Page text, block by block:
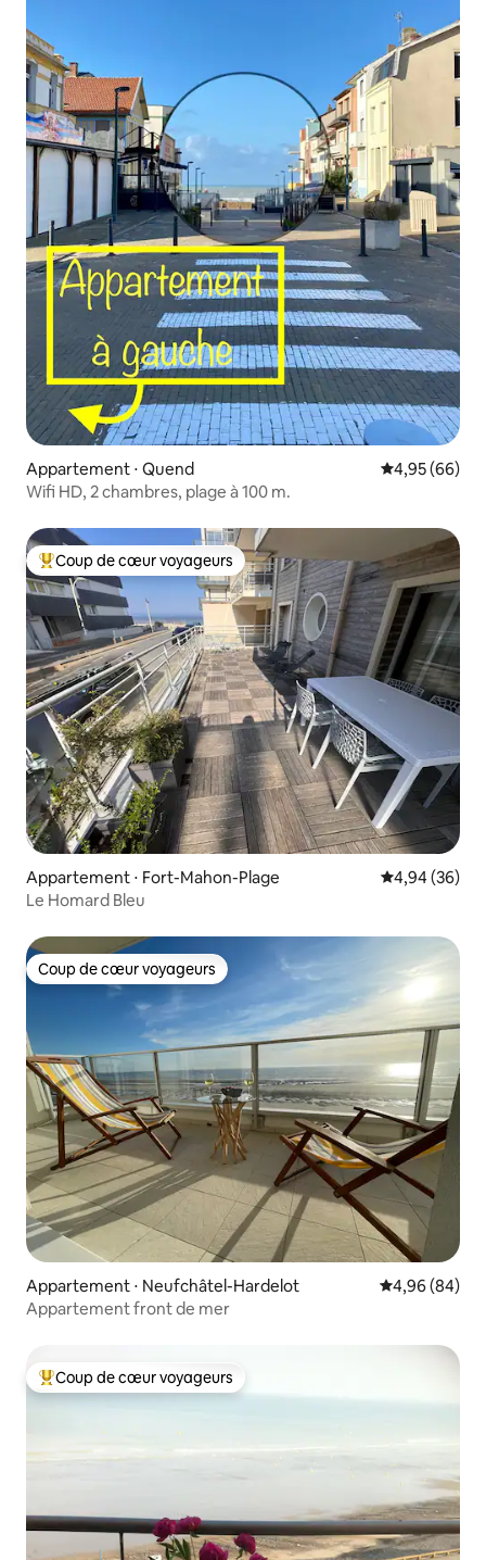
Appartement ⋅ Quend Évaluation
4,95 (66)
Wifi HD, 2 chambres, plage à 100 m.
Coups de cœur voyageurs les plus appréciés
Coup de cœur voyageurs
Appartement ⋅ Fort-Mahon-Plage Évaluation
4,94 (36)
Le Homard Bleu
Coup de cœur voyageurs
Coup de cœur voyageurs
Appartement ⋅ Neufchâtel-Hardelot Évaluation
4,96 (84)
Appartement front de mer
Coups de cœur voyageurs les plus appréciés
Coup de cœur voyageurs